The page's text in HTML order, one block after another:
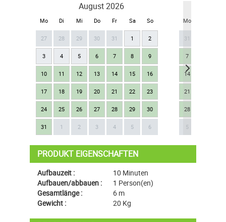
August 2026
Mo Di Mi Do Fr Sa So
27 28 29 30 31 1 2
3 4 5 6 7 8 9
10 11 12 13 14 15 16
17 18 19 20 21 22 23
24 25 26 27 28 29 30
31 1 2 3 4 5 6
Mo
31
7
14
21
28
5
Next
PRODUKT EIGENSCHAFTEN
Aufbauzeit :
10 Minuten
Aufbauen/abbauen :
1 Person(en)
Gesamtlänge :
6 m
Gewicht :
20 Kg